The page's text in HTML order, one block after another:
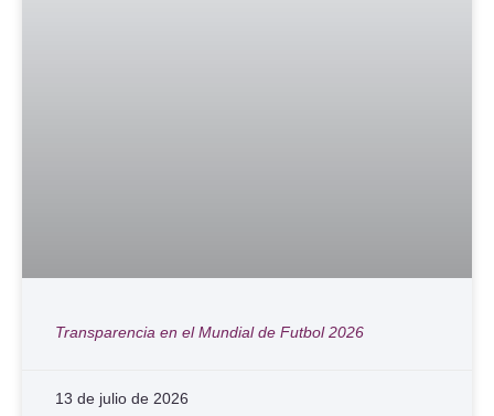
Transparencia en el Mundial de Futbol 2026
13 de julio de 2026